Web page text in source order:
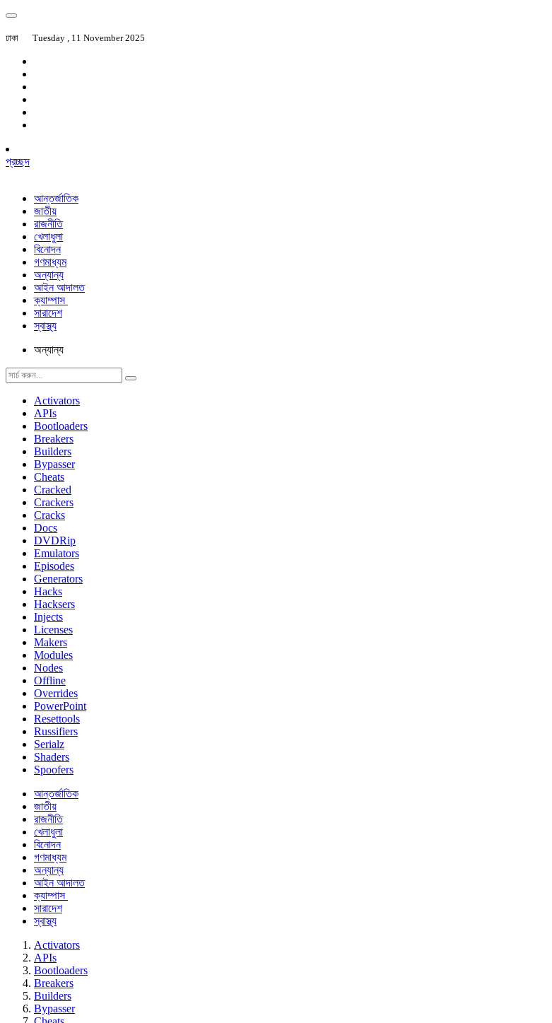
ঢাকা Tuesday , 11 November 2025
প্রচ্ছদ
আন্তর্জাতিক
জাতীয়
রাজনীতি
খেলাধুলা
বিনোদন
গণমাধ্যম
অন্যান্য
আইন আদালত
ক্যাম্পাস
সারাদেশ
স্বাস্থ্য
অন্যান্য
Activators
APIs
Bootloaders
Breakers
Builders
Bypasser
Cheats
Cracked
Crackers
Cracks
Docs
DVDRip
Emulators
Episodes
Generators
Hacks
Hacksers
Injects
Licenses
Makers
Modules
Nodes
Offline
Overrides
PowerPoint
Resettools
Russifiers
Serialz
Shaders
Spoofers
আন্তর্জাতিক
জাতীয়
রাজনীতি
খেলাধুলা
বিনোদন
গণমাধ্যম
অন্যান্য
আইন আদালত
ক্যাম্পাস
সারাদেশ
স্বাস্থ্য
Activators
APIs
Bootloaders
Breakers
Builders
Bypasser